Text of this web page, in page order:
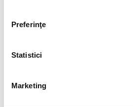
Preferinţe
Statistici
Marketing